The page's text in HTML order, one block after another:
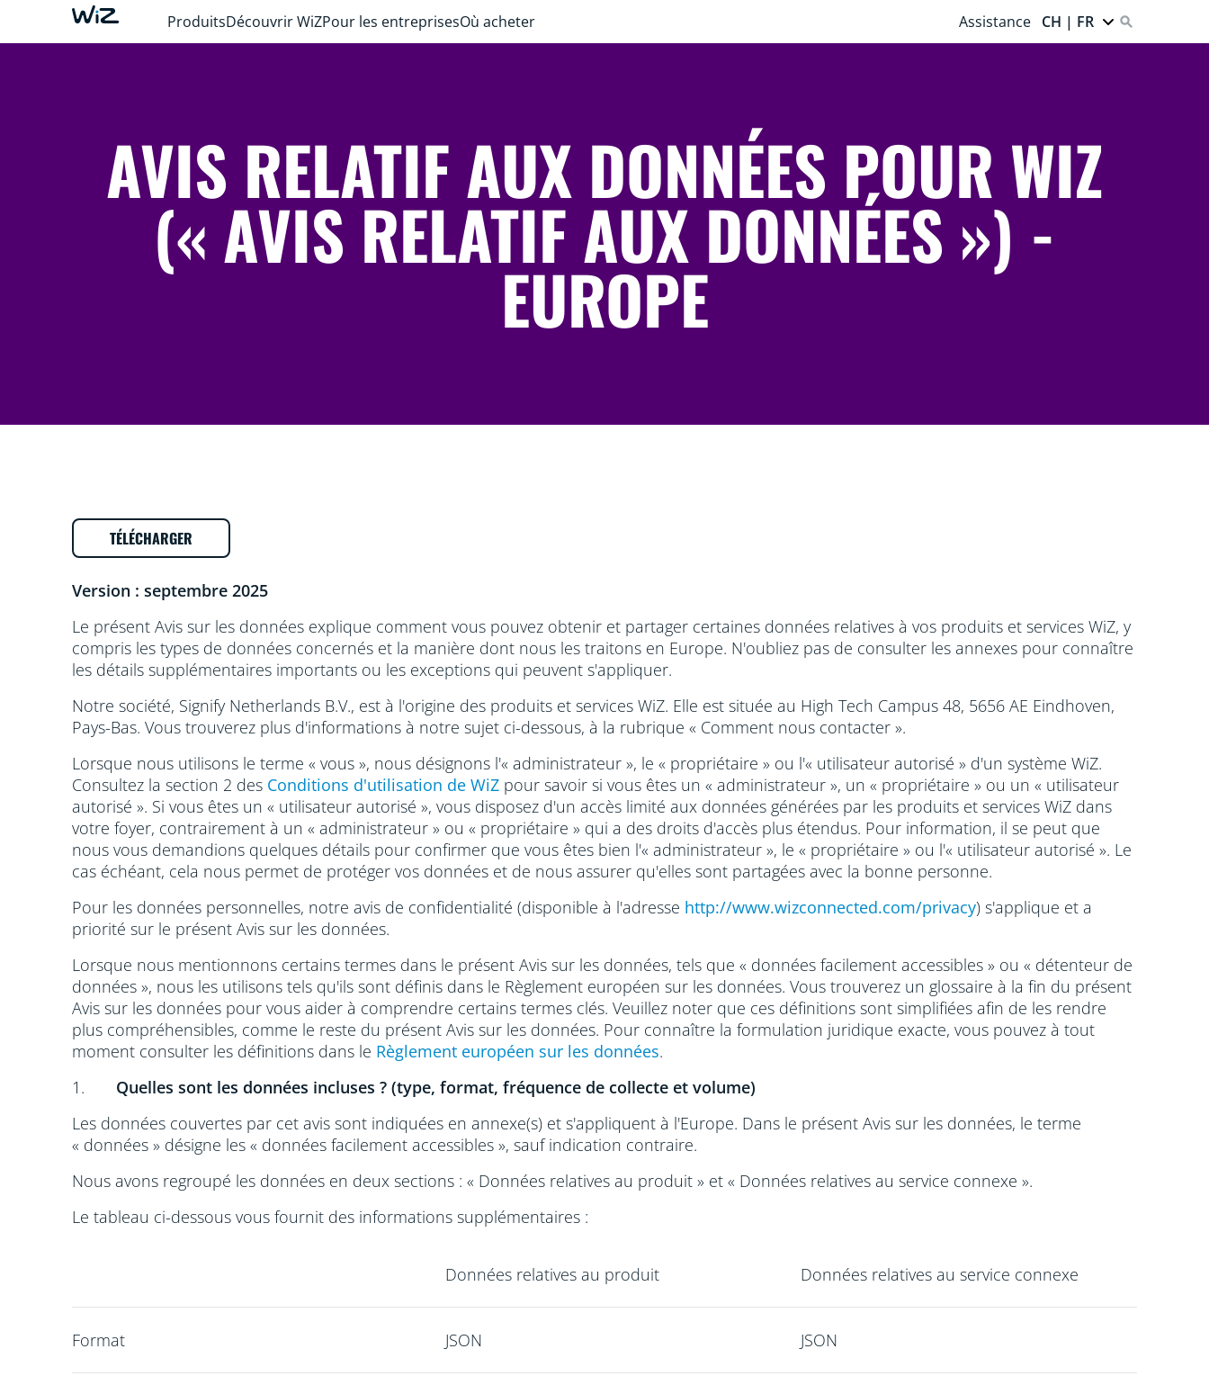
ProduitsDécouvrir WiZPour les entreprisesOù acheter Assistance CH | FR
AVIS RELATIF AUX DONNÉES POUR WIZ
(« AVIS RELATIF AUX DONNÉES ») -
EUROPE
TÉLÉCHARGER
Version : septembre 2025
Le présent Avis sur les données explique comment vous pouvez obtenir et partager certaines données relatives à vos produits et services WiZ, y
compris les types de données concernés et la manière dont nous les traitons en Europe. N'oubliez pas de consulter les annexes pour connaître
les détails supplémentaires importants ou les exceptions qui peuvent s'appliquer.
Notre société, Signify Netherlands B.V., est à l'origine des produits et services WiZ. Elle est située au High Tech Campus 48, 5656 AE Eindhoven,
Pays-Bas. Vous trouverez plus d'informations à notre sujet ci-dessous, à la rubrique « Comment nous contacter ».
Lorsque nous utilisons le terme « vous », nous désignons l'« administrateur », le « propriétaire » ou l'« utilisateur autorisé » d'un système WiZ.
Consultez la section 2 des Conditions d'utilisation de WiZ pour savoir si vous êtes un « administrateur », un « propriétaire » ou un « utilisateur
autorisé ». Si vous êtes un « utilisateur autorisé », vous disposez d'un accès limité aux données générées par les produits et services WiZ dans
votre foyer, contrairement à un « administrateur » ou « propriétaire » qui a des droits d'accès plus étendus. Pour information, il se peut que
nous vous demandions quelques détails pour confirmer que vous êtes bien l'« administrateur », le « propriétaire » ou l'« utilisateur autorisé ». Le
cas échéant, cela nous permet de protéger vos données et de nous assurer qu'elles sont partagées avec la bonne personne.
Pour les données personnelles, notre avis de confidentialité (disponible à l'adresse http://www.wizconnected.com/privacy) s'applique et a
priorité sur le présent Avis sur les données.
Lorsque nous mentionnons certains termes dans le présent Avis sur les données, tels que « données facilement accessibles » ou « détenteur de
données », nous les utilisons tels qu'ils sont définis dans le Règlement européen sur les données. Vous trouverez un glossaire à la fin du présent
Avis sur les données pour vous aider à comprendre certains termes clés. Veuillez noter que ces définitions sont simplifiées afin de les rendre
plus compréhensibles, comme le reste du présent Avis sur les données. Pour connaître la formulation juridique exacte, vous pouvez à tout
moment consulter les définitions dans le Règlement européen sur les données.
1. Quelles sont les données incluses ? (type, format, fréquence de collecte et volume)
Les données couvertes par cet avis sont indiquées en annexe(s) et s'appliquent à l'Europe. Dans le présent Avis sur les données, le terme
« données » désigne les « données facilement accessibles », sauf indication contraire.
Nous avons regroupé les données en deux sections : « Données relatives au produit » et « Données relatives au service connexe ».
Le tableau ci-dessous vous fournit des informations supplémentaires :
Données relatives au produit Données relatives au service connexe
Format JSON JSON